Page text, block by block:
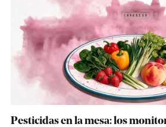
Pesticidas en la mesa: los